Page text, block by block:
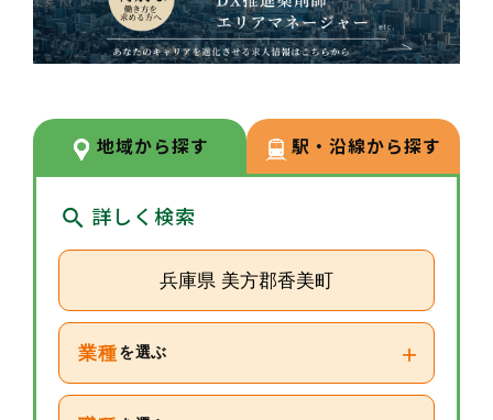
地域から探す 駅・沿線から探す
詳しく検索
兵庫県 美方郡香美町
業種 を選ぶ +